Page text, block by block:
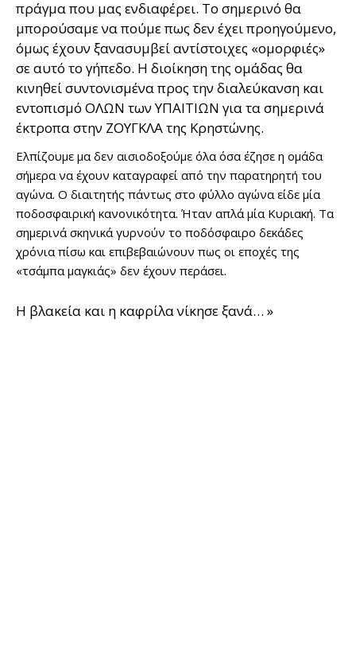
πράγμα που μας ενδιαφέρει. Το σημερινό θα
μπορούσαμε να πούμε πως δεν έχει προηγούμενο,
όμως έχουν ξανασυμβεί αντίστοιχες «ομορφιές»
σε αυτό το γήπεδο. Η διοίκηση της ομάδας θα
κινηθεί συντονισμένα προς την διαλεύκανση και
εντοπισμό ΟΛΩΝ των ΥΠΑΙΤΙΩΝ για τα σημερινά
έκτροπα στην ΖΟΥΓΚΛΑ της Κρηστώνης.
Ελπίζουμε μα δεν αισιοδοξούμε όλα όσα έζησε η ομάδα
σήμερα να έχουν καταγραφεί από την παρατηρητή του
αγώνα. Ο διαιτητής πάντως στο φύλλο αγώνα είδε μία
ποδοσφαιρική κανονικότητα. Ήταν απλά μία Κυριακή. Τα
σημερινά σκηνικά γυρνούν το ποδόσφαιρο δεκάδες
χρόνια πίσω και επιβεβαιώνουν πως οι εποχές της
«τσάμπα μαγκιάς» δεν έχουν περάσει.
Η βλακεία και η καφρίλα νίκησε ξανά… »